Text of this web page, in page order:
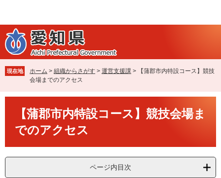
ジ
の
先
で
す
ュ
ー
を
ば
し
本
現在地 ホーム > 組織からさがす > 運営支援課 >
【蒲郡市内特設コース】競技
会場までのアクセス
【蒲郡市内特設コース】競技会場ま
でのアクセス
ページ内目次